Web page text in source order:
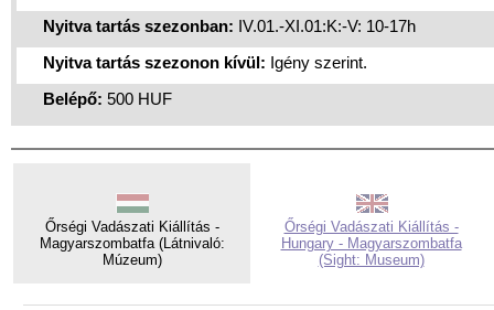
Nyitva tartás szezonban: IV.01.-XI.01:K:-V: 10-17h
Nyitva tartás szezonon kívül: Igény szerint.
Belépő: 500 HUF
Őrségi Vadászati Kiállítás -
Magyarszombatfa (Látnivaló:
Múzeum)
Őrségi Vadászati Kiállítás -
Hungary - Magyarszombatfa
(Sight: Museum)